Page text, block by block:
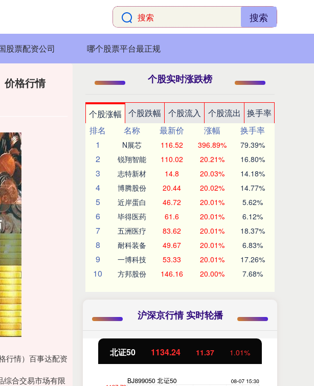
搜索
股票配资公司 哪个股票平台最正规
价格行情
行情）百事达配资
综合交易市场有限
个股实时涨跌榜
个股涨幅 个股跌幅 个股流入 个股流出
换手率
排名
名称 最新价 涨幅
换手率
1
N展芯 116.52 396.89% 79.39%
2 锐翔智能 110.02 20.21% 16.80%
3 志特新材 14.8 20.03% 14.18%
4 博腾股份 20.44 20.02% 14.77%
5 近岸蛋白 46.72 20.01% 5.62%
6 毕得医药 61.6 20.01% 6.12%
7 五洲医疗 83.62 20.01% 18.37%
8 耐科装备 49.67 20.01% 6.83%
9 一博科技 53.33 20.01% 17.26%
10 方邦股份 146.16 20.00% 7.68%
沪深京行情 实时轮播
43.13 0.93% 北证50 1134.24 11.37 1.01%